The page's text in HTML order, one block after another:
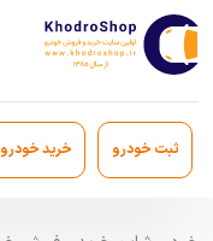
ثبت خودرو خرید خودرو